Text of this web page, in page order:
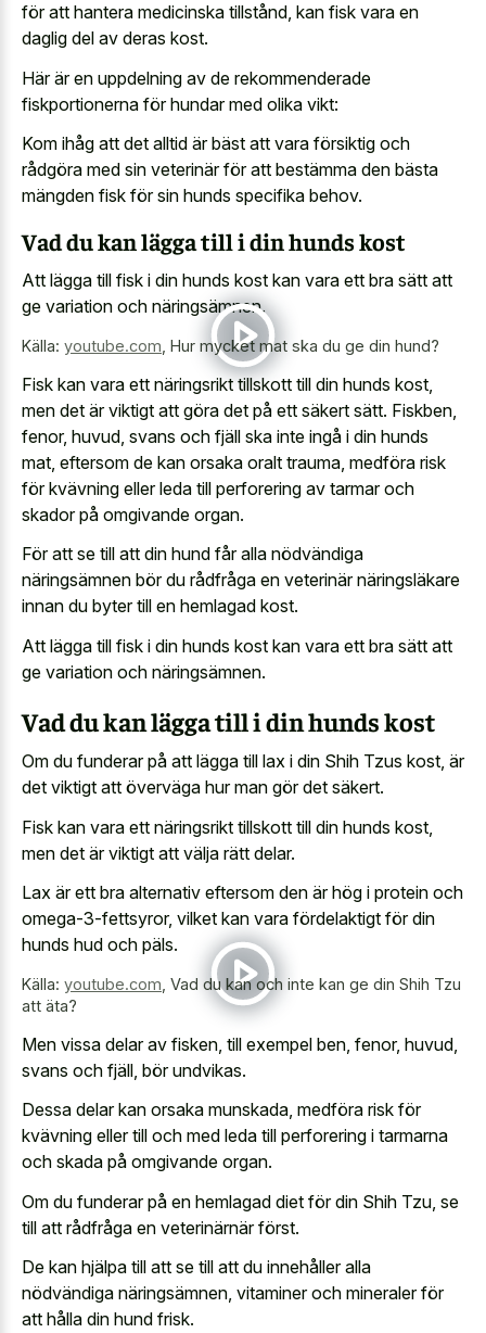
för att hantera medicinska tillstånd, kan fisk vara en
daglig del av deras kost.
Här är en uppdelning av de rekommenderade
fiskportionerna för hundar med olika vikt:
Kom ihåg att det alltid är bäst att vara försiktig och
rådgöra med sin veterinär för att bestämma den bästa
mängden fisk för sin hunds specifika behov.
Vad du kan lägga till i din hunds kost
Att lägga till fisk i din hunds kost kan vara ett bra sätt att
ge variation och näringsämnen.
Källa: youtube.com Hur mycket mat ska du ge din hund?
Fisk kan vara ett näringsrikt tillskott till din hunds kost,
men det är viktigt att göra det på ett säkert sätt. Fiskben,
fenor, huvud, svans och fjäll ska inte ingå i din hunds
mat, eftersom de kan orsaka oralt trauma, medföra risk
för kvävning eller leda till perforering av tarmar och
skador på omgivande organ.
För att se till att din hund får alla nödvändiga
näringsämnen bör du rådfråga en veterinär näringsläkare
innan du byter till en hemlagad kost.
Att lägga till fisk i din hunds kost kan vara ett bra sätt att
ge variation och näringsämnen.
Vad du kan lägga till i din hunds kost
Om du funderar på att lägga till lax i din Shih Tzus kost, är
det viktigt att överväga hur man gör det säkert.
Fisk kan vara ett näringsrikt tillskott till din hunds kost,
men det är viktigt att välja rätt delar.
Lax är ett bra alternativ eftersom den är hög i protein och
omega-3-fettsyror, vilket kan vara fördelaktigt för din
hunds hud och päls.
Källa: youtube.com Vad du kan och inte kan ge din Shih Tzu
att äta?
Men vissa delar av fisken, till exempel ben, fenor, huvud,
svans och fjäll, bör undvikas.
Dessa delar kan orsaka munskada, medföra risk för
kvävning eller till och med leda till perforering i tarmarna
och skada på omgivande organ.
Om du funderar på en hemlagad diet för din Shih Tzu, se
till att rådfråga en veterinärnär först.
De kan hjälpa till att se till att du innehåller alla
nödvändiga näringsämnen, vitaminer och mineraler för
att hålla din hund frisk.